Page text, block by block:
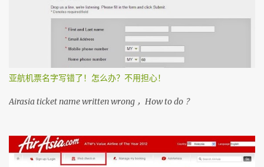
亚航机票名字写错了！怎么办？不用担心！
Airasia ticket name written wrong ，How to do ？